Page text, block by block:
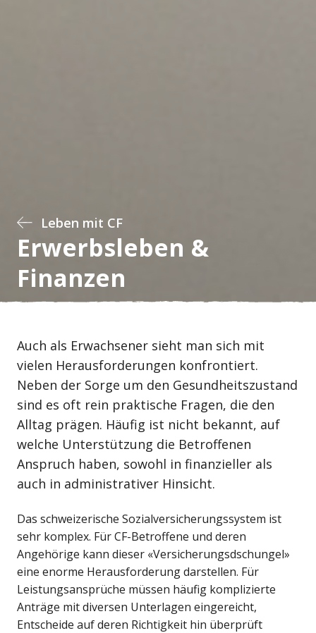
Leben mit CF
Erwerbsleben &
Finanzen
Auch als Erwachsener sieht man sich mit
vielen Herausforderungen konfrontiert.
Neben der Sorge um den Gesundheitszustand
sind es oft rein praktische Fragen, die den
Alltag prägen. Häufig ist nicht bekannt, auf
welche Unterstützung die Betroffenen
Anspruch haben, sowohl in finanzieller als
auch in administrativer Hinsicht.
Das schweizerische Sozialversicherungssystem ist
sehr komplex. Für CF-Betroffene und deren
Angehörige kann dieser «Versicherungsdschungel»
eine enorme Herausforderung darstellen. Für
Leistungsansprüche müssen häufig komplizierte
Anträge mit diversen Unterlagen eingereicht,
Entscheide auf deren Richtigkeit hin überprüft